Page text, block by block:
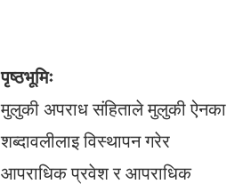
पृष्ठभूमिः
मुलुकी अपराध संहिताले मुलुकी ऐनका
शब्दावलीलाइ विस्थापन गरेर
आपराधिक प्रवेश र आपराधिक